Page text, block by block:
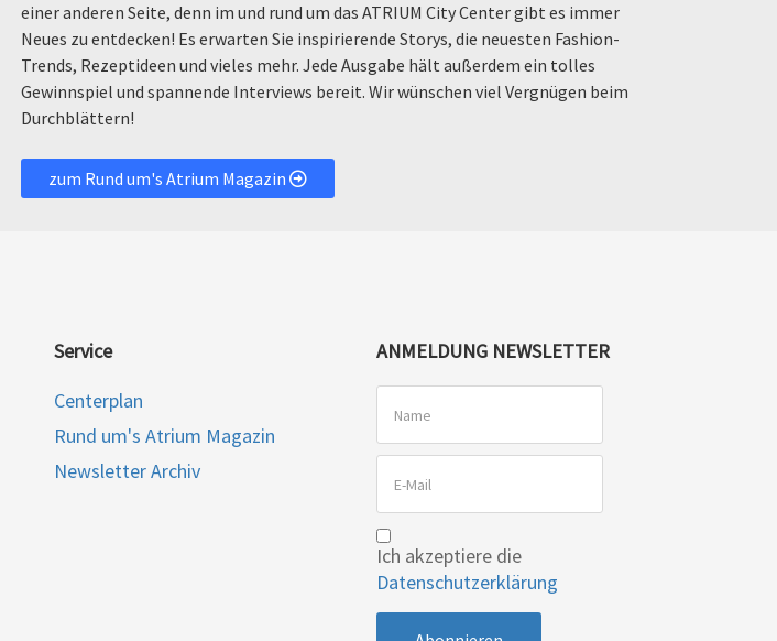
einer anderen Seite, denn im und rund um das ATRIUM City Center gibt es immer
Neues zu entdecken! Es erwarten Sie inspirierende Storys, die neuesten Fashion-
Trends, Rezeptideen und vieles mehr. Jede Ausgabe hält außerdem ein tolles
Gewinnspiel und spannende Interviews bereit. Wir wünschen viel Vergnügen beim
Durchblättern!
zum Rund um's Atrium Magazin
Service
Centerplan
Rund um's Atrium Magazin
Newsletter Archiv
ANMELDUNG NEWSLETTER
Ich akzeptiere die
Datenschutzerklärung